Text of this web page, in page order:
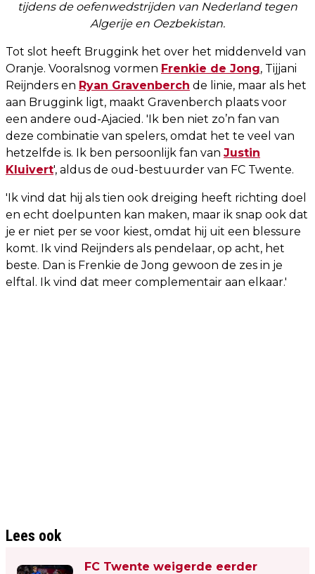
tijdens de oefenwedstrijden van Nederland tegen
Algerije en Oezbekistan.
Tot slot heeft Bruggink het over het middenveld van
Oranje. Vooralsnog vormen Frenkie de Jong, Tijjani
Reijnders en Ryan Gravenberch de linie, maar als het
aan Bruggink ligt, maakt Gravenberch plaats voor
een andere oud-Ajacied. 'Ik ben niet zo’n fan van
deze combinatie van spelers, omdat het te veel van
hetzelfde is. Ik ben persoonlijk fan van Justin
Kluivert', aldus de oud-bestuurder van FC Twente.
'Ik vind dat hij als tien ook dreiging heeft richting doel
en echt doelpunten kan maken, maar ik snap ook dat
je er niet per se voor kiest, omdat hij uit een blessure
komt. Ik vind Reijnders als pendelaar, op acht, het
beste. Dan is Frenkie de Jong gewoon de zes in je
elftal. Ik vind dat meer complementair aan elkaar.'
Lees ook
FC Twente weigerde eerder